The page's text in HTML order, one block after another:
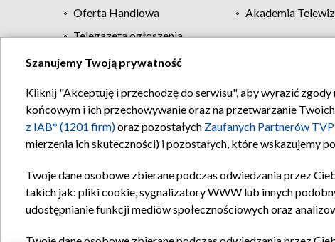
Oferta Handlowa
Akademia
Telegazeta ogłoszenia
Regulamin TVP
Szanujemy Twoją prywatność
Kliknij "Akceptuję i przechodzę do serwisu", aby wyrazić
końcowym i ich przechowywanie oraz na przetwarzanie
z IAB* (1201 firm)oraz pozostałych Zaufanych Partnerów
mierzenia ich skuteczności) i pozostałych, które wskazujemy
Twoje dane osobowe zbierane podczas odwiedzania przez
takich jak: pliki cookie, sygnalizatory WWW lub innych
udostępnianie funkcji mediów społecznościowych oraz